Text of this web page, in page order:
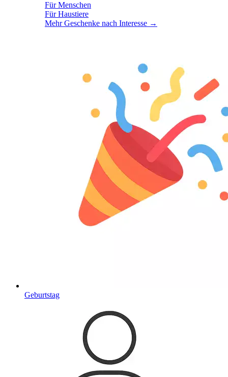
Für Menschen
Für Haustiere
Mehr Geschenke nach Interesse →
Geburtstag